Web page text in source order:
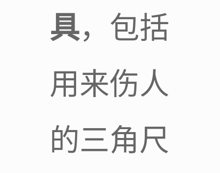
具，包括
用来伤人
的三角尺